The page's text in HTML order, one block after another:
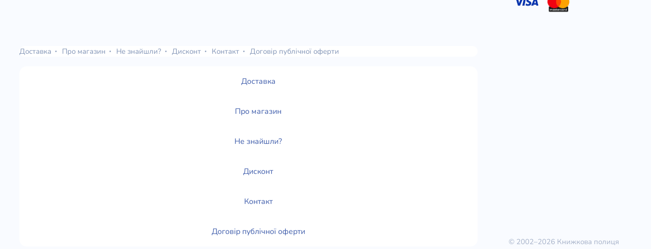
Доставка Про магазин Не знайшли? Дисконт Контакт Договір публічної оферти
Доставка
Про магазин
Не знайшли?
Дисконт
Контакт
Договір публічної оферти
© 2002–2026 Книжкова полиця